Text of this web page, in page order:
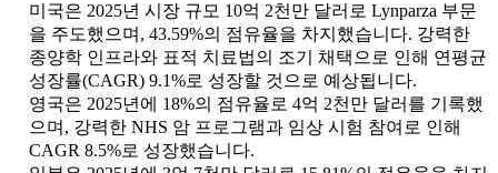
미국은 2025년 시장 규모 10억 2천만 달러로 Lynparza 부문
을 주도했으며, 43.59%의 점유율을 차지했습니다. 강력한
종양학 인프라와 표적 치료법의 조기 채택으로 인해 연평균
성장률(CAGR) 9.1%로 성장할 것으로 예상됩니다.
영국은 2025년에 18%의 점유율로 4억 2천만 달러를 기록했
으며, 강력한 NHS 암 프로그램과 임상 시험 참여로 인해
CAGR 8.5%로 성장했습니다.